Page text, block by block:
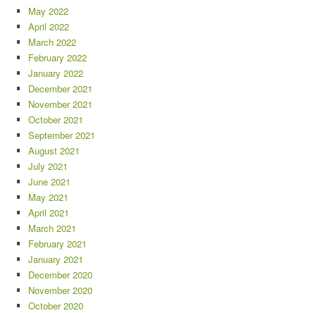
May 2022
April 2022
March 2022
February 2022
January 2022
December 2021
November 2021
October 2021
September 2021
August 2021
July 2021
June 2021
May 2021
April 2021
March 2021
February 2021
January 2021
December 2020
November 2020
October 2020